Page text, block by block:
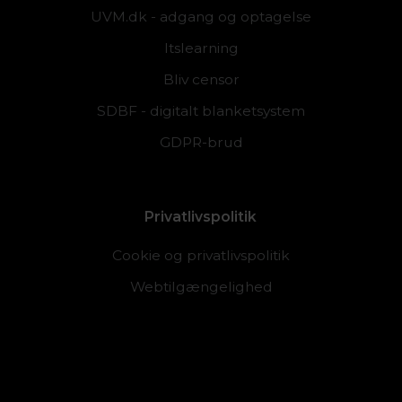
UVM.dk - adgang og optagelse
Itslearning
Bliv censor
SDBF - digitalt blanketsystem
GDPR-brud
Privatlivspolitik
Cookie og privatlivspolitik
Webtilgængelighed